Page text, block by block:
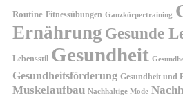
Routine Fitnessübungen Ganzkörpertraining
Ernährung Gesunde
Lebensstil Gesundheit
Gesundheitsförderung Gesundheit und
Muskelaufbau Nachhaltige Mode